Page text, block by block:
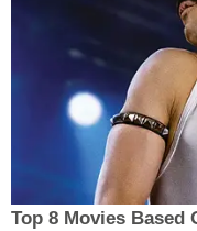
Top 8 Movies Based